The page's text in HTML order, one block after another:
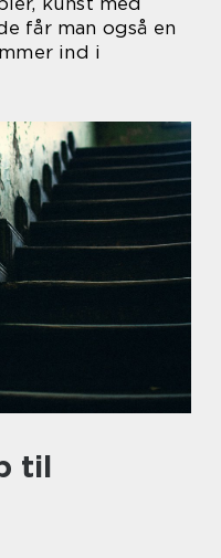
får man også en
ind i
til